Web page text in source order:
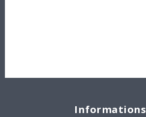
Informations